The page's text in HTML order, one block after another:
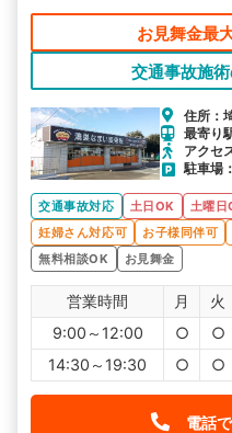
お見舞金最
交通事故施
住所：
最寄り
アクセ
駐車場
交通事故対応 土日OK 土曜日
妊婦さん対応可
お子様同伴可
無料相談OK
お見舞金
営業時間 月 火
9:00～12:00
○ ○
14:30～19:30
○ ○
電話